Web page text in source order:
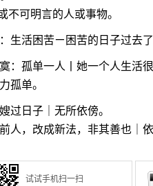
不可明言的人或事物。
生活困苦ㄧ困苦的日子过去
：孤单一人丨她一个人生活
孤单。
过日子｜无所依傍。
人，改成新法，非其善也｜
试试手机扫一扫